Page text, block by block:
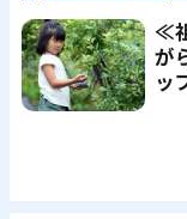
≪
が
ッ